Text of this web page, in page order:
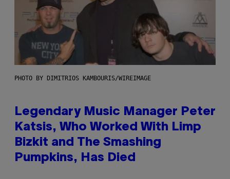
PHOTO BY DIMITRIOS KAMBOURIS/WIREIMAGE
Legendary Music Manager Peter
Katsis, Who Worked With Limp
Bizkit and The Smashing
Pumpkins, Has Died